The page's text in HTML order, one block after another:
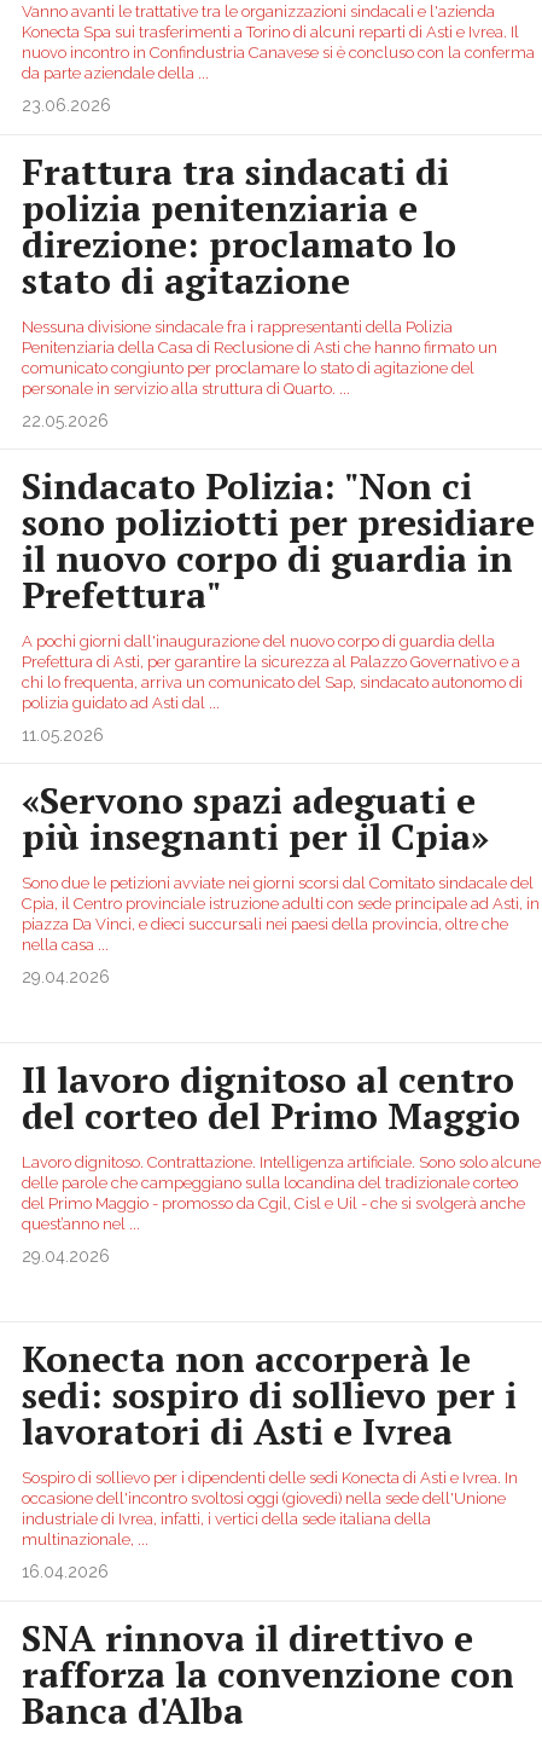
Vanno avanti le trattative tra le organizzazioni sindacali e l'azienda
Konecta Spa sui trasferimenti a Torino di alcuni reparti di Asti e Ivrea. Il
nuovo incontro in Confindustria Canavese si è concluso con la conferma
da parte aziendale della
23.06.2026
Frattura tra sindacati di
polizia penitenziaria e
direzione: proclamato lo
stato di agitazione
Nessuna divisione sindacale fra i rappresentanti della Polizia
Penitenziaria della Casa di Reclusione di Asti che hanno firmato un
comunicato congiunto per proclamare lo stato di agitazione del
personale in servizio alla struttura di Quarto.
22.05.2026
Sindacato Polizia: "Non ci
sono poliziotti per presidiare
il nuovo corpo di guardia in
Prefettura"
A pochi giorni dall'inaugurazione del nuovo corpo di guardia della
Prefettura di Asti, per garantire la sicurezza al Palazzo Governativo e a
chi lo frequenta, arriva un comunicato del Sap, sindacato autonomo di
polizia guidato ad Asti dal
11.05.2026
«Servono spazi adeguati e
più insegnanti per il Cpia»
Sono due le petizioni avviate nei giorni scorsi dal Comitato sindacale del
Cpia, il Centro provinciale istruzione adulti con sede principale ad Asti, in
piazza Da Vinci, e dieci succursali nei paesi della provincia, oltre che
nella casa
29.04.2026
Il lavoro dignitoso al centro
del corteo del Primo Maggio
Lavoro dignitoso. Contrattazione. Intelligenza artificiale. Sono solo alcune
delle parole che campeggiano sulla locandina del tradizionale corteo
del Primo Maggio - promosso da Cgil, Cisl e Uil - che si svolgerà anche
quest’anno nel
29.04.2026
Konecta non accorperà le
sedi: sospiro di sollievo per i
lavoratori di Asti e Ivrea
Sospiro di sollievo per i dipendenti delle sedi Konecta di Asti e Ivrea. In
occasione dell'incontro svoltosi oggi (giovedì) nella sede dell'Unione
industriale di Ivrea, infatti, i vertici della sede italiana della
multinazionale,
16.04.2026
SNA rinnova il direttivo e
rafforza la convenzione con
Banca d'Alba